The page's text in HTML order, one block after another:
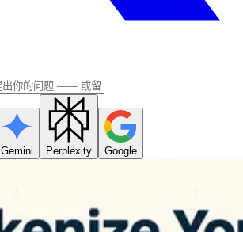
Gemini Perplexity Google